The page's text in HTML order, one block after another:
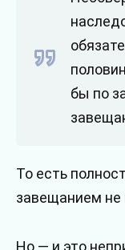
бы по
То есть
завещанием не
Но — и это